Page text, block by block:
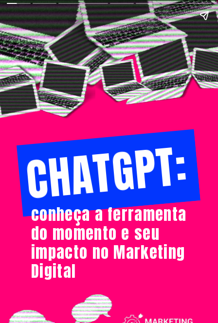
conheça a ferramenta
do momento e seu
impacto no Marketing
Digital
CHATGPT: